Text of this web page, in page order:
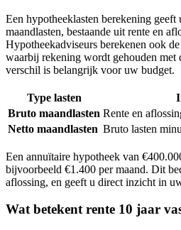
Een hypotheeklasten berekening
maandlasten, bestaande uit rente en
Hypotheekadviseurs berekenen ook
waarbij rekening wordt gehouden met
verschil is belangrijk voor uw budget.
Type lasten
Bruto maandlasten Rente en
Netto maandlasten Bruto lasten
Een annuïtaire hypotheek van
bijvoorbeeld €1.400 per maand. Dit
aflossing, en geeft u direct inzicht in
Wat betekent rente 10 jaar